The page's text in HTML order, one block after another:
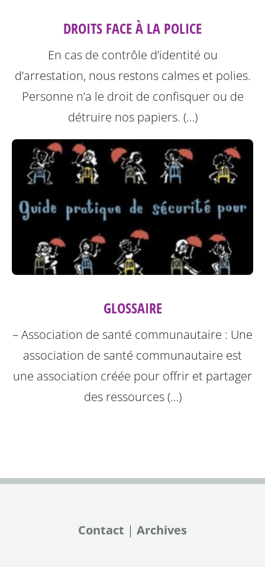
DROITS FACE À LA POLICE
En cas de contrôle d’identité ou
d’arrestation, nous restons calmes et polies.
Personne n’a le droit de confisquer ou de
détruire nos papiers. (…)
GLOSSAIRE
– Association de santé communautaire : Une
association de santé communautaire est
une association créée pour offrir et partager
des ressources (…)
Contact | Archives